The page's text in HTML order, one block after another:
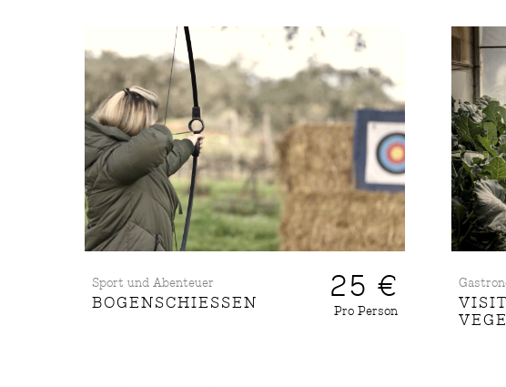
Sport und Abenteuer
BOGENSCHIESSEN 25 €
Pro Person